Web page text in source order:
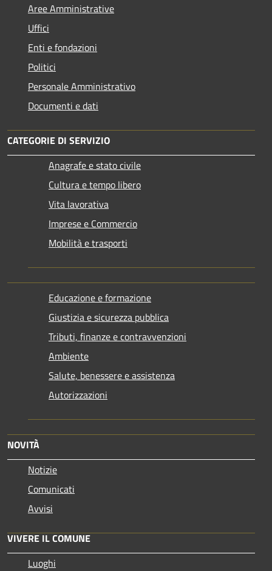
Aree Amministrative
Uffici
Enti e fondazioni
Politici
Personale Amministrativo
Documenti e dati
CATEGORIE DI SERVIZIO
Anagrafe e stato civile
Cultura e tempo libero
Vita lavorativa
Imprese e Commercio
Mobilità e trasporti
Educazione e formazione
Giustizia e sicurezza pubblica
Tributi, finanze e contravvenzioni
Ambiente
Salute, benessere e assistenza
Autorizzazioni
NOVITÀ
Notizie
Comunicati
Avvisi
VIVERE IL COMUNE
Luoghi